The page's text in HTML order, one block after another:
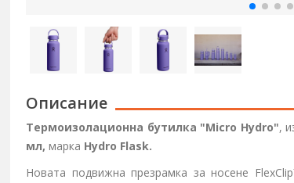
Описание
Термоизолационна бутилка "Micro Hydro",
мл, марка Hydro Flask.
Новата подвижна презрамка за носене